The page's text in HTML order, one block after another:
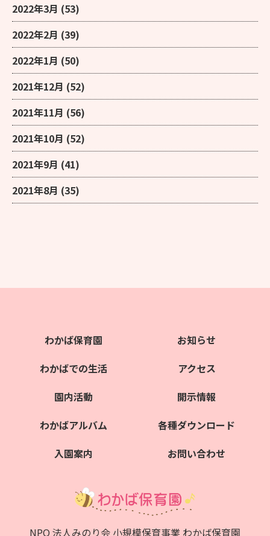
2022年3月 (53)
2022年2月 (39)
2022年1月 (50)
2021年12月 (52)
2021年11月 (56)
2021年10月 (52)
2021年9月 (41)
2021年8月 (35)
わかば保育園
わかばでの生活
園内活動
わかばアルバム
入園案内
お知らせ
アクセス
開示情報
各種ダウンロード
お問い合わせ
NPO 法人みのり会 小規模保育事業 わかば保育園